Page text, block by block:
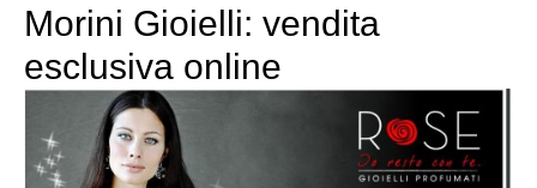
Morini Gioielli: vendita
esclusiva online